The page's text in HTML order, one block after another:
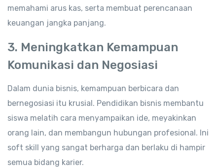
memahami arus kas, serta membuat perencanaan
keuangan jangka panjang.
3. Meningkatkan Kemampuan
Komunikasi dan Negosiasi
Dalam dunia bisnis, kemampuan berbicara dan
bernegosiasi itu krusial. Pendidikan bisnis membantu
siswa melatih cara menyampaikan ide, meyakinkan
orang lain, dan membangun hubungan profesional. Ini
soft skill yang sangat berharga dan berlaku di hampir
semua bidang karier.